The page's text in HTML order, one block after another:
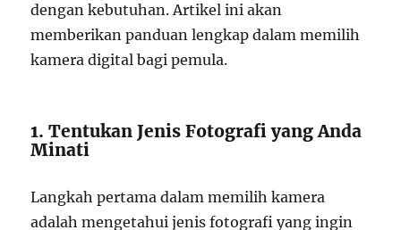
dengan kebutuhan. Artikel ini akan
memberikan panduan lengkap dalam memilih
kamera digital bagi pemula.
1. Tentukan Jenis Fotografi yang Anda
Minati
Langkah pertama dalam memilih kamera
adalah mengetahui jenis fotografi yang ingin